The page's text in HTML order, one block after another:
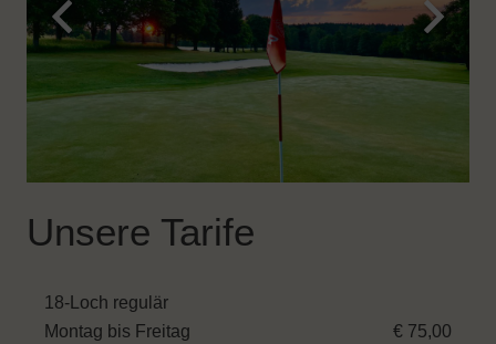
Unsere Tarife
18-Loch regulär
Montag bis Freitag
€ 75,00